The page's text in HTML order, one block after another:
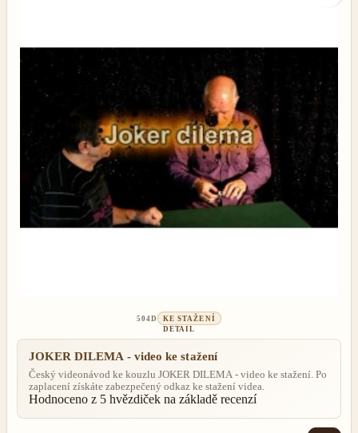
504D
KE STAŽENÍ
DETAIL
JOKER DILEMA - video ke stažení
Český videonávod ke kouzlu JOKER DILEMA - video ke stažení. Po
zaplacení získáte zabezpečený odkaz ke stažení videa.
Hodnoceno z 5 hvězdiček na základě recenzí